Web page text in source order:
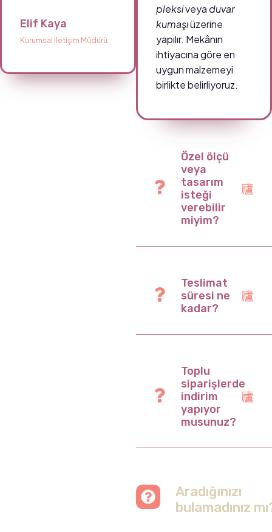
Elif Kaya
Kurumsal İletişim Müdürü
pleksiveya duvar
kumaşıüzerine
yapılır. Mekânın
ihtiyacına göre en
uygun malzemeyi
birlikte belirliyoruz.
Özel ölçü
veya
tasarım
isteği
verebilir
miyim?
Teslimat
süresi ne
kadar?
Toplu
siparişlerde
indirim
yapıyor
musunuz?
Aradığınızı
bulamadınız